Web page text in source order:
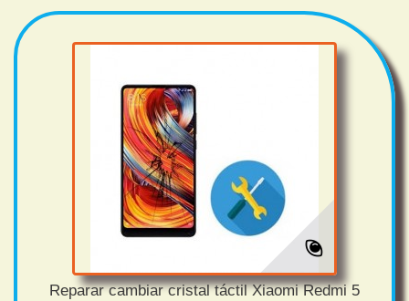
Reparar cambiar cristal táctil Xiaomi Redmi 5